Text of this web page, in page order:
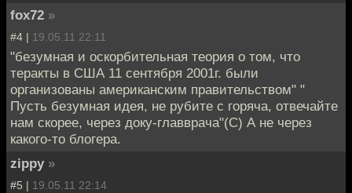
fox72 »
#4 | 19.05.11 22:11
"безумная и оскорбительная теория о том, что
теракты в США 11 сентября 2001г. были
организованы американским правительством" "
Пусть безумная идея, не рубите с горяча, отвечайте
нам скорее, через доку-главврача"(С) А не через
какого-то блогера.
zippy »
#5 | 19.05.11 22:14